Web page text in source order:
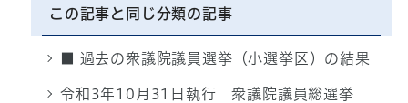
この記事と同じ分類の記事
■ 過去の衆議院議員選挙（小選挙区）の結果
令和3年10月31日執行 衆議院議員総選挙